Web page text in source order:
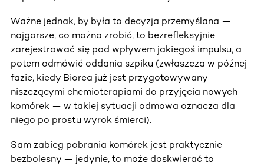
Ważne jednak, by była to decyzja przemyślana —
najgorsze, co można zrobić, to bezrefleksyjnie
zarejestrować się pod wpływem jakiegoś impulsu, a
potem odmówić oddania szpiku (zwłaszcza w późnej
fazie, kiedy Biorca już jest przygotowywany
niszczącymi chemioterapiami do przyjęcia nowych
komórek — w takiej sytuacji odmowa oznacza dla
niego po prostu wyrok śmierci).
Sam zabieg pobrania komórek jest praktycznie
bezbolesny — jedynie, to może doskwierać to